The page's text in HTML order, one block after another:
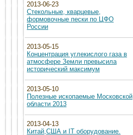
2013-06-23
Стекольные, кварцевые,
формовочные пески по ЦФО
России
2013-05-15
Концентрация углекислого газа в
атмосфере Земли превысила
исторический максимум
2013-05-10
Полезные ископаемые Московской
области 2013
2013-04-13
Китай,США и IT оборудование.